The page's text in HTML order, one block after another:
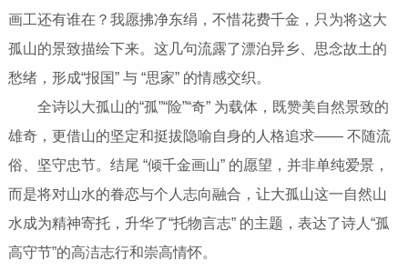
画工还有谁在？我愿拂净东绢，不惜花费千金，只为将这大
孤山的景致描绘下来。这几句流露了漂泊异乡、思念故土的
愁绪，形成“报国” 与 “思家” 的情感交织。
全诗以大孤山的“孤”“险”“奇” 为载体，既赞美自然景致的
雄奇，更借山的坚定和挺拔隐喻自身的人格追求—— 不随流
俗、坚守忠节。结尾 “倾千金画山” 的愿望，并非单纯爱景，
而是将对山水的眷恋与个人志向融合，让大孤山这一自然山
水成为精神寄托，升华了“托物言志” 的主题，表达了诗人“孤
高守节”的高洁志行和崇高情怀。